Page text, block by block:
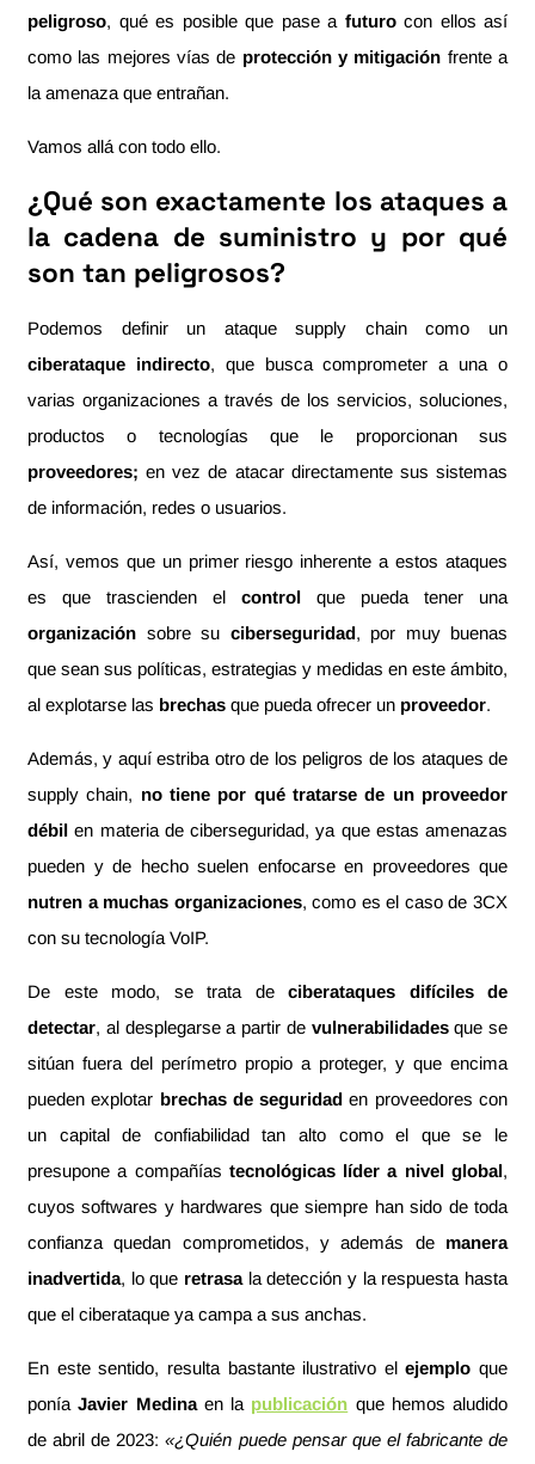
peligroso, qué es posible que pase a futuro con ellos así
como las mejores vías de protección y mitigación frente a
la amenaza que entrañan.
Vamos allá con todo ello.
¿Qué son exactamente los ataques a
la cadena de suministro y por qué
son tan peligrosos?
Podemos definir un ataque supply chain como un
ciberataque indirecto, que busca comprometer a una o
varias organizaciones a través de los servicios, soluciones,
productos o tecnologías que le proporcionan sus
proveedores;en vez de atacar directamente sus sistemas
de información, redes o usuarios.
Así, vemos que un primer riesgo inherente a estos ataques
es que trascienden el control que pueda tener una
organización sobre su ciberseguridad, por muy buenas
que sean sus políticas, estrategias y medidas en este ámbito,
al explotarse las brechas que pueda ofrecer un proveedor.
Además, y aquí estriba otro de los peligros de los ataques de
supply chain, no tiene por qué tratarse de un proveedor
débil en materia de ciberseguridad, ya que estas amenazas
pueden y de hecho suelen enfocarse en proveedores que
nutren a muchas organizaciones, como es el caso de 3CX
con su tecnología VoIP.
De este modo, se trata de ciberataques difíciles de
detectar, al desplegarse a partir de vulnerabilidadesque se
sitúan fuera del perímetro propio a proteger, y que encima
pueden explotar brechas de seguridad en proveedores con
un capital de confiabilidad tan alto como el que se le
presupone a compañías tecnológicas líder a nivel global,
cuyos softwares y hardwares que siempre han sido de toda
confianza quedan comprometidos, y además de manera
inadvertida, lo que retrasa la detección y la respuesta hasta
que el ciberataque ya campa a sus anchas.
En este sentido, resulta bastante ilustrativo elejemplo que
poníaJavier Medinaen la publicación que hemos aludido
de abril de 2023:«¿Quién puede pensar que el fabricante de